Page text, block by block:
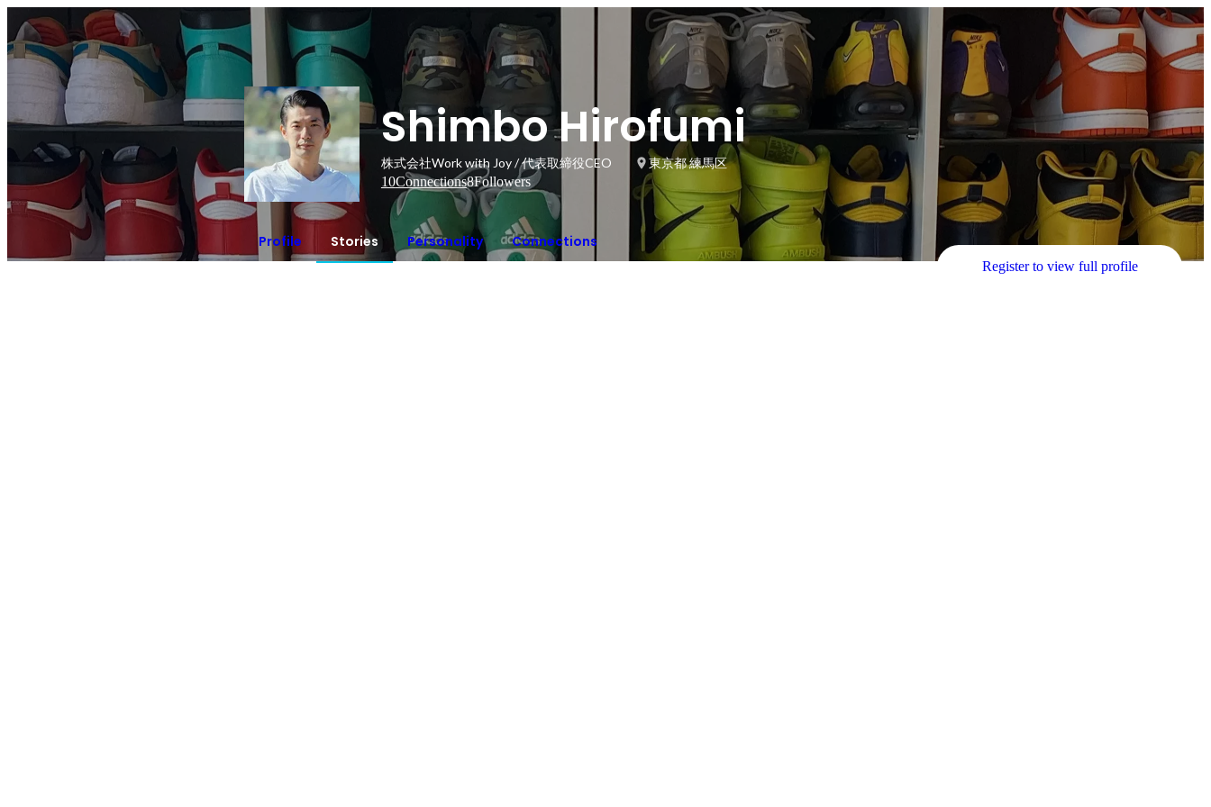
Shimbo Hirofumi
株式会社Work with Joy / 代表取締役CEO
東京都 練馬区
10Connections8Followers
Profile Stories Personality Connections
Register to view full profile